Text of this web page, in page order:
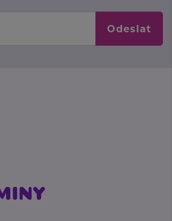
Odeslat